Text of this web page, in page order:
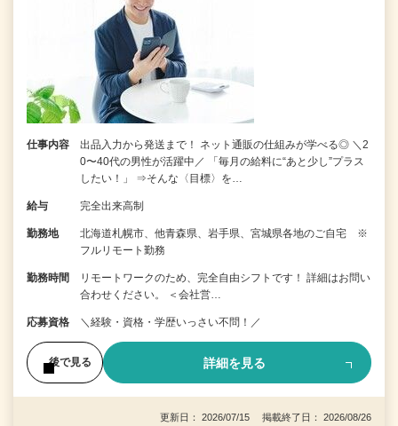
仕事内容
出品入力から発送まで！ ネット通販の仕組みが学べる◎ ＼2
0〜40代の男性が活躍中／ 「毎月の給料に“あと少し”プラス
したい！」 ⇒そんな〈目標〉を…
給与 完全出来高制
勤務地
北海道札幌市、他青森県、岩手県、宮城県各地のご自宅 ※
フルリモート勤務
勤務時間
リモートワークのため、完全自由シフトです！ 詳細はお問い
合わせください。 ＜会社営…
応募資格 ＼経験・資格・学歴いっさい不問！／
後で見る 詳細を見る
更新日： 2026/07/15 掲載終了日： 2026/08/26